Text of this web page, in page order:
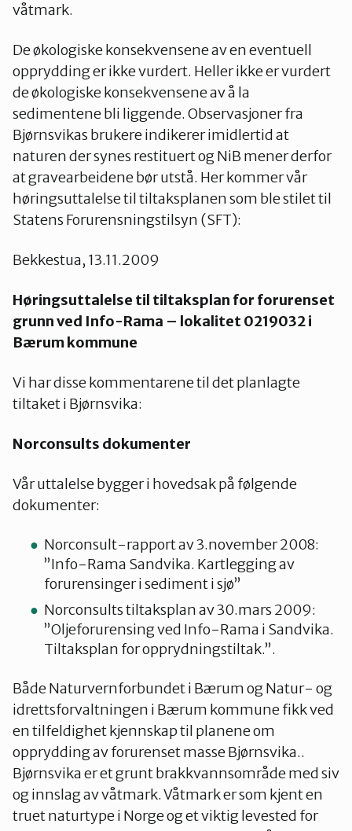
Nannestad og Gjerdrum
Nes
Nesodden
Nittedal
Nordre Follo
Oslo Nord
Oslo Sør
Oslo Vest
Vestby-Frogn
våtmark.
De økologiske konsekvensene av en eventuell
opprydding er ikke vurdert. Heller ikke er vurdert
de økologiske konsekvensene av å la
sedimentene bli liggende. Observasjoner fra
Bjørnsvikas brukere indikerer imidlertid at
naturen der synes restituert og NiB mener derfor
at gravearbeidene bør utstå. Her kommer vår
høringsuttalelse til tiltaksplanen som ble stilet til
Statens Forurensningstilsyn (SFT):
Bekkestua, 13.11.2009
Høringsuttalelse til tiltaksplan for forurenset
grunn ved Info-Rama – lokalitet 0219032 i
Bærum kommune
Vi har disse kommentarene til det planlagte
tiltaket i Bjørnsvika:
Norconsults dokumenter
Vår uttalelse bygger i hovedsak på følgende
dokumenter:
Norconsult-rapport av 3.november 2008:
”Info-Rama Sandvika. Kartlegging av
forurensinger i sediment i sjø”
Norconsults tiltaksplan av 30.mars 2009:
”Oljeforurensing ved Info-Rama i Sandvika.
Tiltaksplan for opprydningstiltak.”.
Både Naturvernforbundet i Bærum og Natur- og
idrettsforvaltningen i Bærum kommune fikk ved
en tilfeldighet kjennskap til planene om
opprydding av forurenset masse Bjørnsvika..
Bjørnsvika er et grunt brakkvannsområde med siv
og innslag av våtmark. Våtmark er som kjent en
truet naturtype i Norge og et viktig levested for